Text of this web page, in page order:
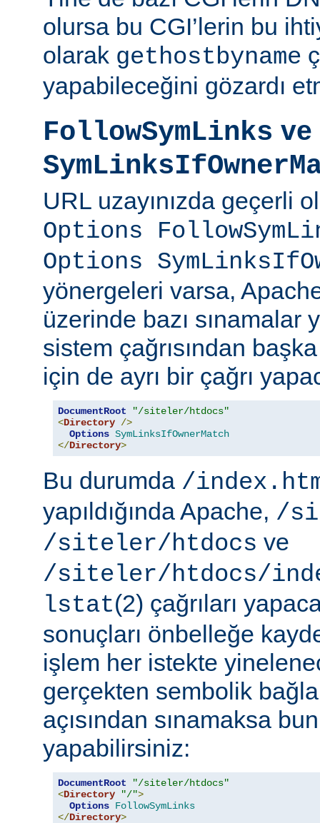
olursa bu CGI’lerin bu
olarak gethostbyname
yapabileceğini gözardı
FollowSymLinks ve
URL uzayınızda geçerli
Options
Options
yönergeleri varsa,
üzerinde bazı sınamalar
sistem çağrısından
için de ayrı bir çağrı
DocumentRoot
"/siteler/htdocs"
<Directory />
Options SymLinksIfOwnerMatch
</Directory>
Bu durumda /
yapıldığında Apache, /
/siteler/htdocs ve
/siteler/htdocs/
lstat(2) çağrıları
sonuçları önbelleğe
işlem her istekte
gerçekten sembolik
açısından sınamaksa
yapabilirsiniz:
DocumentRoot
"/siteler/htdocs"
<Directory "/">
Options FollowSymLinks
</Directory>